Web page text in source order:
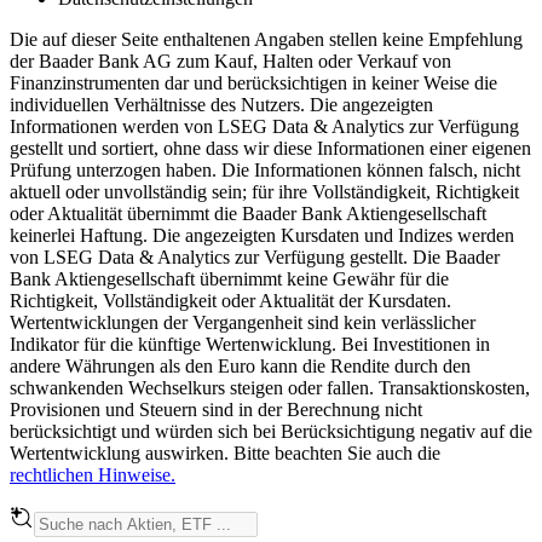
Die auf dieser Seite enthaltenen Angaben stellen keine Empfehlung
der Baader Bank AG zum Kauf, Halten oder Verkauf von
Finanzinstrumenten dar und berücksichtigen in keiner Weise die
individuellen Verhältnisse des Nutzers. Die angezeigten
Informationen werden von LSEG Data & Analytics zur Verfügung
gestellt und sortiert, ohne dass wir diese Informationen einer eigenen
Prüfung unterzogen haben. Die Informationen können falsch, nicht
aktuell oder unvollständig sein; für ihre Vollständigkeit, Richtigkeit
oder Aktualität übernimmt die Baader Bank Aktiengesellschaft
keinerlei Haftung. Die angezeigten Kursdaten und Indizes werden
von LSEG Data & Analytics zur Verfügung gestellt. Die Baader
Bank Aktiengesellschaft übernimmt keine Gewähr für die
Richtigkeit, Vollständigkeit oder Aktualität der Kursdaten.
Wertentwicklungen der Vergangenheit sind kein verlässlicher
Indikator für die künftige Wertenwicklung. Bei Investitionen in
andere Währungen als den Euro kann die Rendite durch den
schwankenden Wechselkurs steigen oder fallen. Transaktionskosten,
Provisionen und Steuern sind in der Berechnung nicht
berücksichtigt und würden sich bei Berücksichtigung negativ auf die
Wertentwicklung auswirken. Bitte beachten Sie auch die
rechtlichen Hinweise.